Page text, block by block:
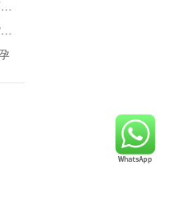
復通手術後多久可以懷孕|做节育手术之后再恢复还能怀上吗
深圳結紮手術在哪裏做|深圳結紮哪個醫院好